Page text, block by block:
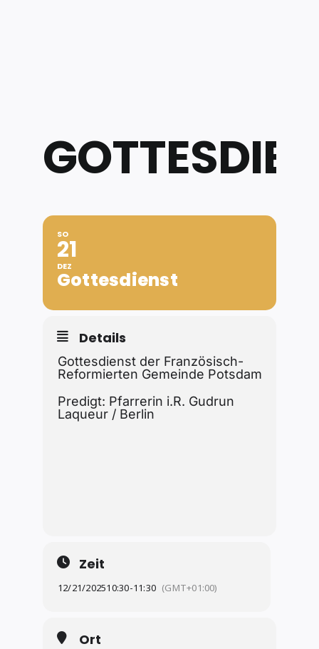
SO
21
DEZ
Gottesdienst
Details
Gottesdienst der Französisch-
Reformierten Gemeinde Potsdam
Predigt: Pfarrerin i.R. Gudrun
Laqueur / Berlin
Zeit
12/21/202510:30-11:30 (GMT+01:00)
Ort